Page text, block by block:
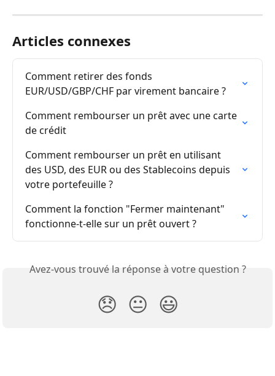
Articles connexes
Comment retirer des fonds
EUR/USD/GBP/CHF par virement bancaire ?
Comment rembourser un prêt avec une carte
de crédit
Comment rembourser un prêt en utilisant
des USD, des EUR ou des Stablecoins depuis
votre portefeuille ?
Comment la fonction "Fermer maintenant"
fonctionne-t-elle sur un prêt ouvert ?
Avez-vous trouvé la réponse à votre question ?
😞 😐 😃